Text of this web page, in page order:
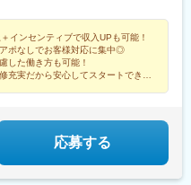
インセンティブで収入UPも可能！
ポなしでお客様対応に集中◎
した働き方も可能！
充実だから安心してスタートできま
応募する